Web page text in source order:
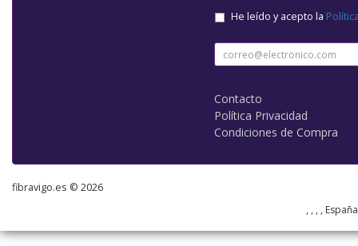
He leído y acepto la
Contacto
Política Privacidad
Condiciones de Compra
fibravigo.es © 2026
, , , ,